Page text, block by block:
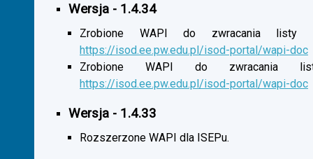
Wersja - 1.4.34
Zrobione WAPI do zwracania listy
https://isod.ee.pw.edu.pl/isod-portal/wapi-doc
Zrobione WAPI do zwracania listy
https://isod.ee.pw.edu.pl/isod-portal/wapi-doc
Wersja - 1.4.33
Rozszerzone WAPI dla ISEPu.